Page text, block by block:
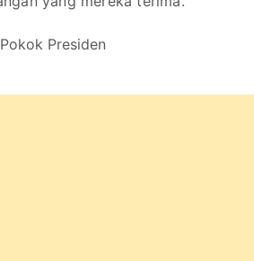
Presiden